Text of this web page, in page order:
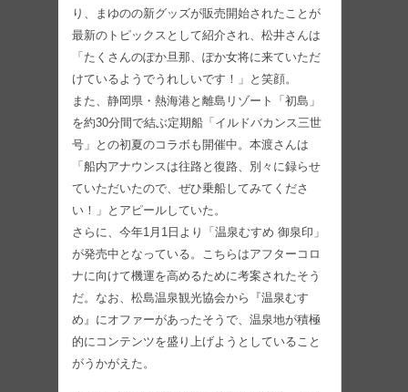
り、まゆのの新グッズが販売開始されたことが
最新のトピックスとして紹介され、松井さんは
「たくさんのぽか旦那、ぽか女将に来ていただ
けているようでうれしいです！」と笑顔。
また、静岡県・熱海港と離島リゾート「初島」
を約30分間で結ぶ定期船「イルドバカンス三世
号」との初夏のコラボも開催中。本渡さんは
「船内アナウンスは往路と復路、別々に録らせ
ていただいたので、ぜひ乗船してみてくださ
い！」とアピールしていた。
さらに、今年1月1日より「温泉むすめ 御泉印」
が発売中となっている。こちらはアフターコロ
ナに向けて機運を高めるために考案されたそう
だ。なお、松島温泉観光協会から『温泉むす
め』にオファーがあったそうで、温泉地が積極
的にコンテンツを盛り上げようとしていること
がうかがえた。